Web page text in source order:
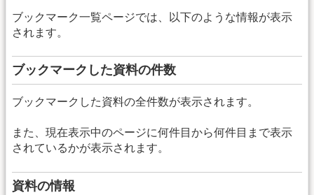
ブックマーク一覧ページでは、以下のような情報が表示
されます。
ブックマークした資料の件数
ブックマークした資料の全件数が表示されます。
また、現在表示中のページに何件目から何件目まで表示
されているかが表示されます。
資料の情報